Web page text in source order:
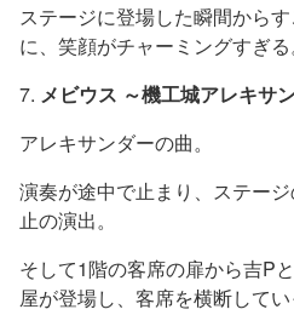
ステージに登場した瞬間から
に、笑顔がチャーミングすぎる
7. メビウス ～機工城アレキサ
アレキサンダーの曲。
演奏が途中で止まり、ステー
止の演出。
そして1階の客席の扉から吉P
屋が登場し、客席を横断してい